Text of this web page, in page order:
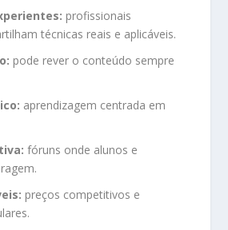
profissionais
técnicas reais e aplicáveis.
pode rever o conteúdo sempre
aprendizagem centrada em
fóruns onde alunos e
preços competitivos e